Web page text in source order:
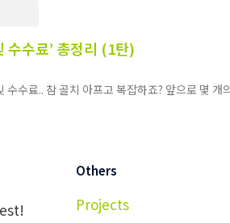
수수료’ 총정리 (1탄)
수료.. 참 골치 아프고 복잡하죠? 앞으로 몇
Others
Projects